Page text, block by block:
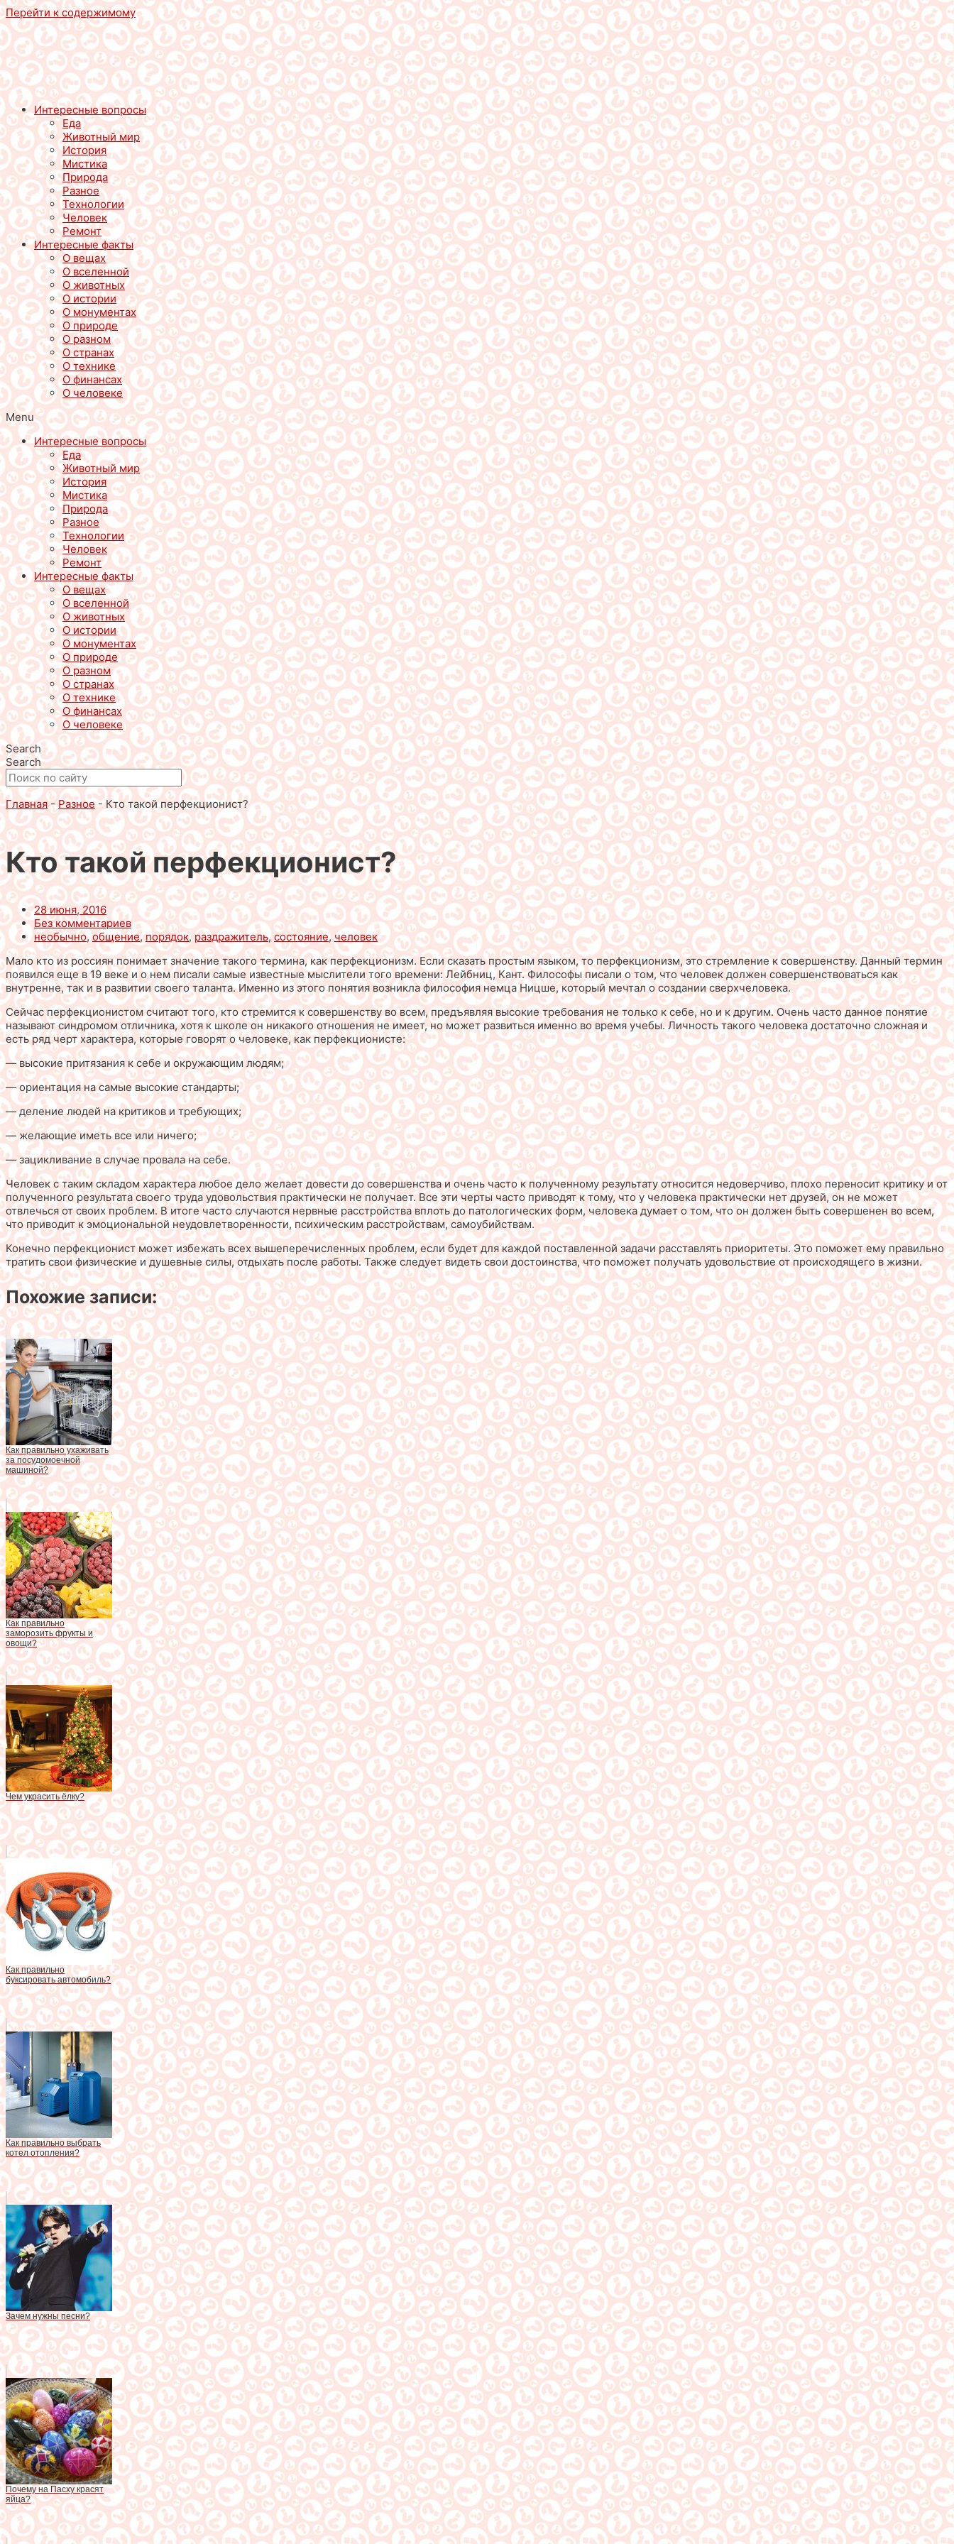
Перейти к содержимому
Интересные вопросы
Еда
Животный мир
История
Мистика
Природа
Разное
Технологии
Человек
Ремонт
Интересные факты
О вещах
О вселенной
О животных
О истории
О монументах
О природе
О разном
О странах
О технике
О финансах
О человеке
Menu
Интересные вопросы
Еда
Животный мир
История
Мистика
Природа
Разное
Технологии
Человек
Ремонт
Интересные факты
О вещах
О вселенной
О животных
О истории
О монументах
О природе
О разном
О странах
О технике
О финансах
О человеке
Search
Search
Главная -Разное-Кто такой перфекционист?
Кто такой перфекционист?
28 июня, 2016
Без комментариев
необычно, общение,порядок, раздражитель, состояние, человек
Мало кто из россиян понимает значение такого термина, как перфекционизм. Если сказать простым языком, то перфекционизм, это стремление к совершенству. Данный термин
появился еще в 19 веке и о нем писали самые известные мыслители того времени: Лейбниц, Кант. Философы писали о том, что человек должен совершенствоваться как
внутренне, так и в развитии своего таланта. Именно из этого понятия возникла философия немца Ницше, который мечтал о создании сверхчеловека.
Сейчас перфекционистом считают того, кто стремится к совершенству во всем, предъявляя высокие требования не только к себе, но и к другим. Очень часто данное понятие
называют синдромом отличника, хотя к школе он никакого отношения не имеет, но может развиться именно во время учебы. Личность такого человека достаточно сложная и
есть ряд черт характера, которые говорят о человеке, как перфекционисте:
— высокие притязания к себе и окружающим людям;
— ориентация на самые высокие стандарты;
— деление людей на критиков и требующих;
— желающие иметь все или ничего;
— зацикливание в случае провала на себе.
Человек с таким складом характера любое дело желает довести до совершенства и очень часто к полученному результату относится недоверчиво, плохо переносит критику и от
полученного результата своего труда удовольствия практически не получает. Все эти черты часто приводят к тому, что у человека практически нет друзей, он не может
отвлечься от своих проблем. В итоге часто случаются нервные расстройства вплоть до патологических форм, человека думает о том, что он должен быть совершенен во всем,
что приводит к эмоциональной неудовлетворенности, психическим расстройствам, самоубийствам.
Конечно перфекционист может избежать всех вышеперечисленных проблем, если будет для каждой поставленной задачи расставлять приоритеты. Это поможет ему правильно
тратить свои физические и душевные силы, отдыхать после работы. Также следует видеть свои достоинства, что поможет получать удовольствие от происходящего в жизни.
Похожие записи:
Как правильно ухаживать
за посудомоечной
машиной?
Как правильно
заморозить фрукты и
овощи?
Чем украсить ёлку?
Как правильно
буксировать автомобиль?
Как правильно выбрать
котел отопления?
Зачем нужны песни?
Почему на Пасху красят
яйца?